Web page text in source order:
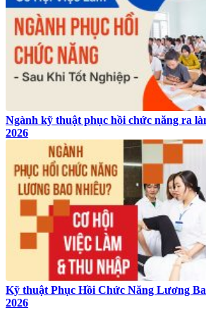
Ngành kỹ thuật phục hồi chức năng ra
2026
Kỹ thuật Phục Hồi Chức Năng Lương
2026